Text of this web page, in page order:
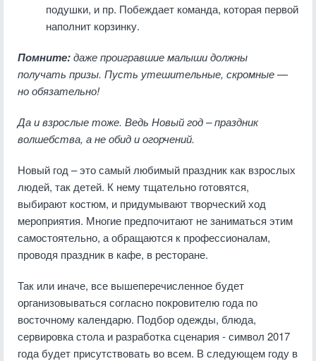
подушки, и пр. Побеждает команда, которая первой
наполнит корзинку.
Помните:даже проигравшие малыши должны
получать призы. Пусть утешительные, скромные —
но обязательно!
Да и взрослые тоже. Ведь Новый год – праздник
волшебства, а не обид и огорчений.
Новый год – это самый любимый праздник как взрослых
людей, так детей. К нему тщательно готовятся,
выбирают костюм, и придумывают творческий ход
мероприятия. Многие предпочитают не заниматься этим
самостоятельно, а обращаются к профессионалам,
проводя праздник в кафе, в ресторане.
Так или иначе, все вышеперечисленное будет
организовываться согласно покровителю года по
восточному календарю. Подбор одежды, блюда,
сервировка стола и разработка сценария - символ 2017
года будет присутствовать во всем. В следующем году в